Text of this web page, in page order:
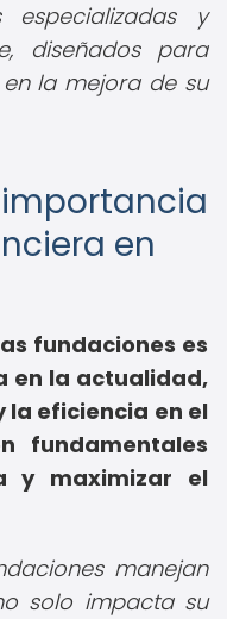
especializadas y
diseñados para
la mejora de su
importancia
en
fundaciones es
en la actualidad,
eficiencia en el
fundamentales
y maximizar el
manejan
solo impacta su